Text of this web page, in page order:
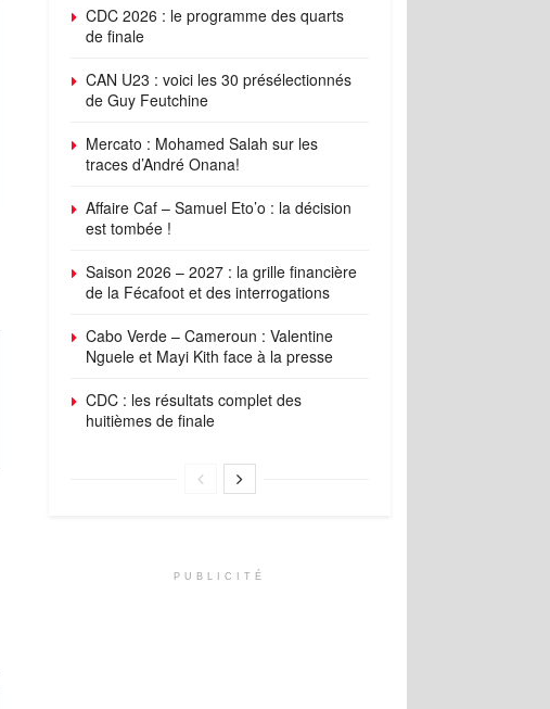
CDC 2026 : le programme des quarts
de finale
CAN U23 : voici les 30 présélectionnés
de Guy Feutchine
Mercato : Mohamed Salah sur les
traces d’André Onana!
Affaire Caf – Samuel Eto’o : la décision
est tombée !
Saison 2026 – 2027 : la grille financière
de la Fécafoot et des interrogations
Cabo Verde – Cameroun : Valentine
Nguele et Mayi Kith face à la presse
CDC : les résultats complet des
huitièmes de finale
PUBLICITÉ